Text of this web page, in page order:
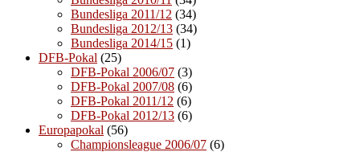
Bundesliga 2011/12 (34)
Bundesliga 2012/13 (34)
Bundesliga 2014/15 (1)
DFB-Pokal (25)
DFB-Pokal 2006/07 (3)
DFB-Pokal 2007/08 (6)
DFB-Pokal 2011/12 (6)
DFB-Pokal 2012/13 (6)
Europapokal (56)
Championsleague 2006/07 (6)